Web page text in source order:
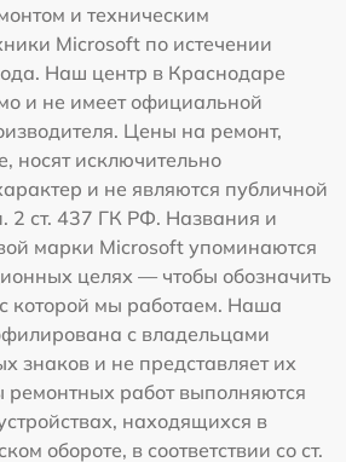
и техническим
Microsoft по истечении
Наш центр в Краснодаре
и не имеет официальной
Цены на ремонт,
носят исключительно
и не являются публичной
2 ст. 437 ГК РФ. Названия и
марки Microsoft упоминаются
целях — чтобы обозначить
которой мы работаем. Наша
с владельцами
знаков и не представляет их
ремонтных работ выполняются
находящихся в
обороте, в соответствии со ст.